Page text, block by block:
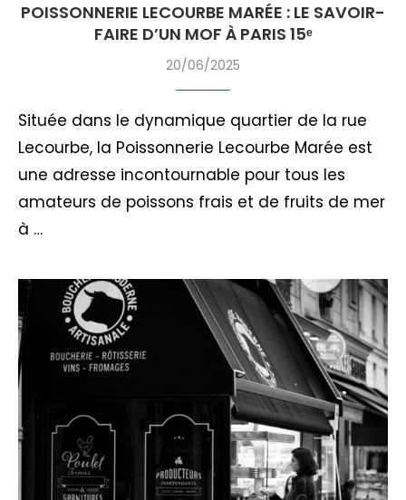
POISSONNERIE LECOURBE MARÉE : LE SAVOIR-
FAIRE D’UN MOF À PARIS 15ᵉ
20/06/2025
Située dans le dynamique quartier de la rue
Lecourbe, la Poissonnerie Lecourbe Marée est
une adresse incontournable pour tous les
amateurs de poissons frais et de fruits de mer
à …